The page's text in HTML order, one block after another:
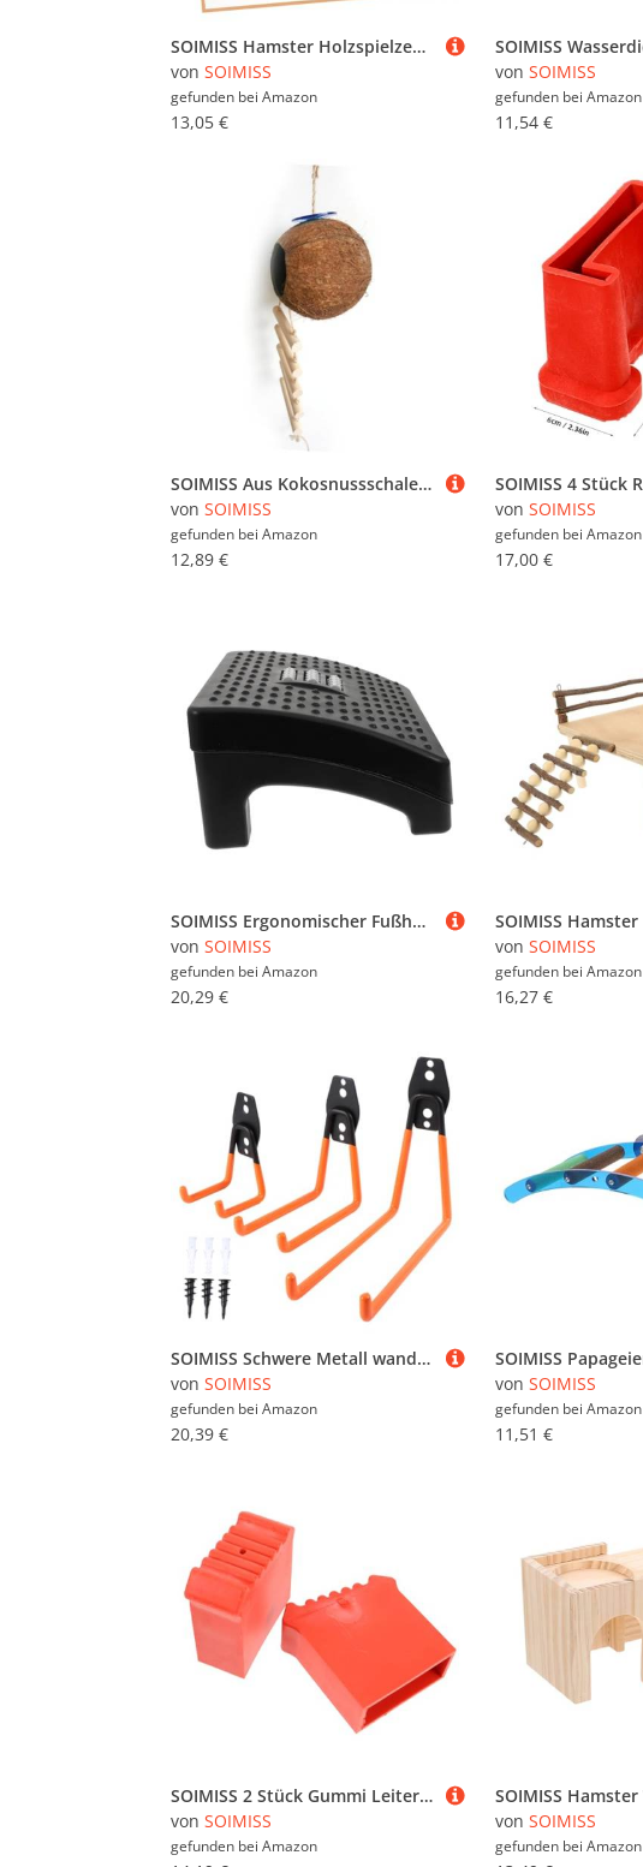
SOIMISS Hamster Holzspielzeug Leiter Plattform Klettergerüst Aus Naturholz mit Rundkanten Sicher und Stabil für Kleintier Käfig Zubehör
von SOIMISS
gefunden bei Amazon
13,05 €
von SOIMISS
gefunden bei Amazon
11,54 €
SOIMISS Aus Kokosnussschale mit Leiter Vogelspielzeug für Wellensittiche Budgerigar und Kleine Haustiere Natürliches Versteck Sicherer Rückzugsort für Käfigvögel und Nager Zufällige Farbe
von SOIMISS
gefunden bei Amazon
12,89 €
von SOIMISS
gefunden bei Amazon
17,00 €
SOIMISS Ergonomischer Fußhocker für Büro und Zuhause Rutschfestes Fußstützen Tool mit Massagefunktion Vielseitiger Indoor Fußtritt Bequemes Sitz und Fußablagepodest in Schwarz
von SOIMISS
gefunden bei Amazon
20,29 €
von SOIMISS
gefunden bei Amazon
16,27 €
SOIMISS Schwere Metall wandhaken mit Rutschfester Beschichtung Stabile Wandhalter für Garagen Lagerraum aufbewahrung Vielseitig für Werkzeuge Leitern Gartengeräte in Orange Klein Mittel
von SOIMISS
gefunden bei Amazon
20,39 €
von SOIMISS
gefunden bei Amazon
11,51 €
SOIMISS 2 Stück Gummi Leiterfüße Ersatz Füße Schutzkappen Rutschfest Leiterbeine Abdeckung Leiter Zubehör Langlebige Rutschfeste Gummipads für Trittleitern und Aluleitern
von SOIMISS
gefunden bei Amazon
von SOIMISS
gefunden bei Amazon